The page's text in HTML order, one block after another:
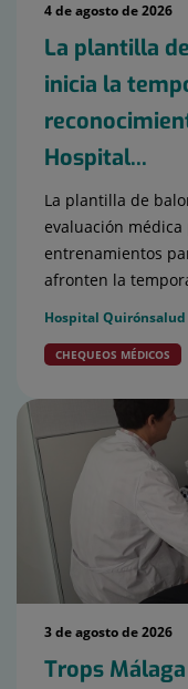
4 de agosto de 2026
La plantilla
inicia la
Hospital...
La plantilla de
evaluación
entrenamientos
afronten la
Hospital Quirónsalud
CHEQUEOS MÉDICOS
3 de agosto de 2026
Trops